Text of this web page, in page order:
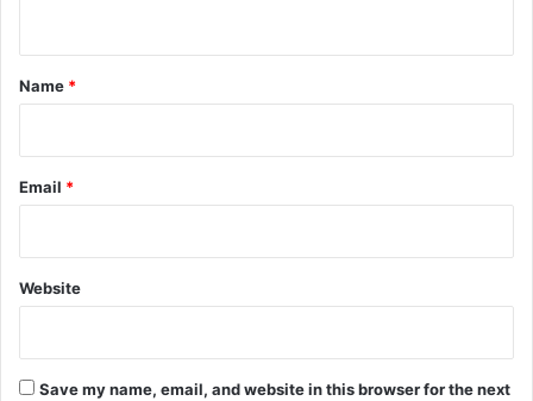
*
Name *
Email *
Website
Save my name, email, and website in this browser for the next